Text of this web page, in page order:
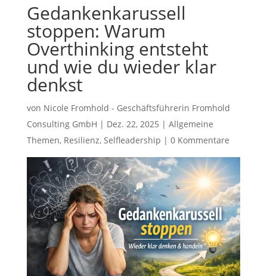
Gedankenkarussell
stoppen: Warum
Overthinking entsteht
und wie du wieder klar
denkst
von Nicole Fromhold - Geschäftsführerin Fromhold
Consulting GmbH | Dez. 22, 2025 | Allgemeine
Themen, Resilienz, Selfleadership | 0 Kommentare